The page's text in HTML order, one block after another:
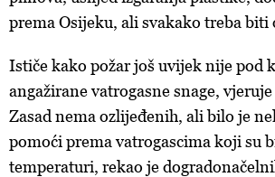
prema Osijeku, ali svakako treba
Ističe kako požar još uvijek nije pod
angažirane vatrogasne snage,
Zasad nema ozlijeđenih, ali bilo je
pomoći prema vatrogascima koji su
temperaturi, rekao je